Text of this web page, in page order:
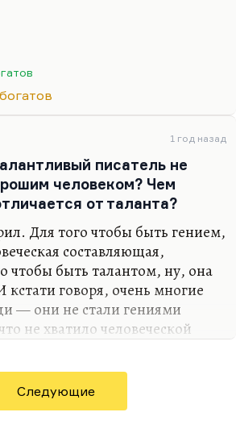
помню, в Бельгию или во
уточнять, посмотреть,
В «Знамени» был напечатан
Кому-то он нравится, кому-
был потрясающий
мрачным
кто-то написал, что по
жизнерадостный…
1 год назад
писатель не
человеком? Чем
от таланта?
Для того чтобы быть гением,
составляющая,
чтобы быть талантом, ну, она
кстати говоря, очень многие
— они не стали гениями
не хватило человеческой
и гению, и таланту дается
способностей. Но либо у вас
это ваше человеческое Я (ну,
Следующие